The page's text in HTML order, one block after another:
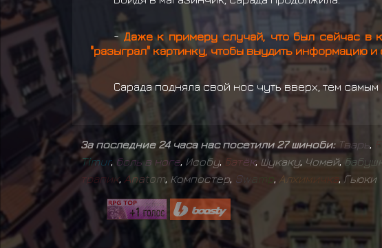
-Даже к примеру случай, что был сейчас в
"разыграл" картинку, чтобы выудить информацию и
Сарада подняла свой нос чуть вверх, тем
За последние 24 часа нас посетили 27 шиноби: Тварь
Timur, боль в ноге,Исобу, Батёк, Шукаку, Чомей, Бабуш
трапик, Anatom, Компостер, Sw Алхимичка Гьюки